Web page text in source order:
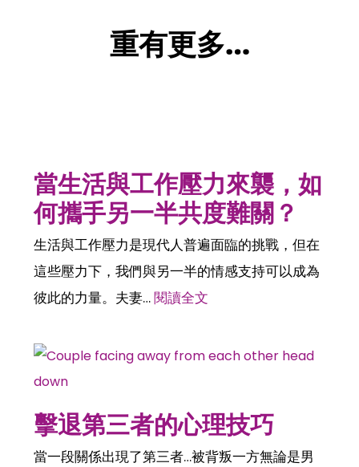
重有更多…
當生活與工作壓力來襲，如
何攜手另一半共度難關？
生活與工作壓力是現代人普遍面臨的挑戰，但在
這些壓力下，我們與另一半的情感支持可以成為
彼此的力量。夫妻…閱讀全文
擊退第三者的心理技巧
當一段關係出現了第三者…被背叛一方無論是男